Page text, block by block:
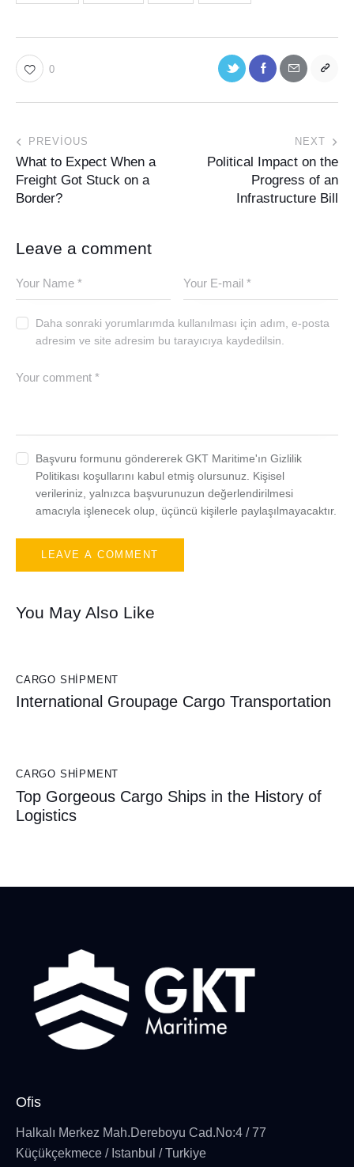
0
PREVIOUS
What to Expect When a
Freight Got Stuck on a
Border?
NEXT
Political Impact on the
Progress of an
Infrastructure Bill
Leave a comment
Daha sonraki yorumlarımda kullanılması için adım, e-posta
adresim ve site adresim bu tarayıcıya kaydedilsin.
Başvuru formunu göndererek GKT Maritime'ın Gizlilik
Politikası koşullarını kabul etmiş olursunuz. Kişisel
verileriniz, yalnızca başvurunuzun değerlendirilmesi
amacıyla işlenecek olup, üçüncü kişilerle paylaşılmayacaktır.
You May Also Like
CARGO SHIPMENT
International Groupage Cargo Transportation
CARGO SHIPMENT
Top Gorgeous Cargo Ships in the History of
Logistics
Ofis
Halkalı Merkez Mah.Dereboyu Cad.No:4 / 77
Küçükçekmece / Istanbul / Turkiye